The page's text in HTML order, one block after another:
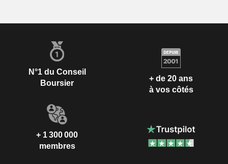
N°1 du Conseil
Boursier
+ de 20 ans
à vos côtés
+ 1 300 000
membres